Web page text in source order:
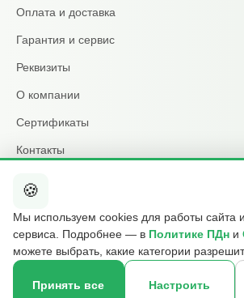
Оплата и доставка
Гарантия и сервис
Реквизиты
О компании
Сертификаты
Контакты
КОНТАКТЫ
📞 +7 495 015-01-39
ежедневно 09:00–21:00
info@b2cmsk.ru
МО, Люберцы, ул. Красная, д. 4
🍪
Мы используем cookies для работы сайта
сервиса. Подробнее — в Политике ПДн и
можете выбрать, какие категории
Принять все Настроить